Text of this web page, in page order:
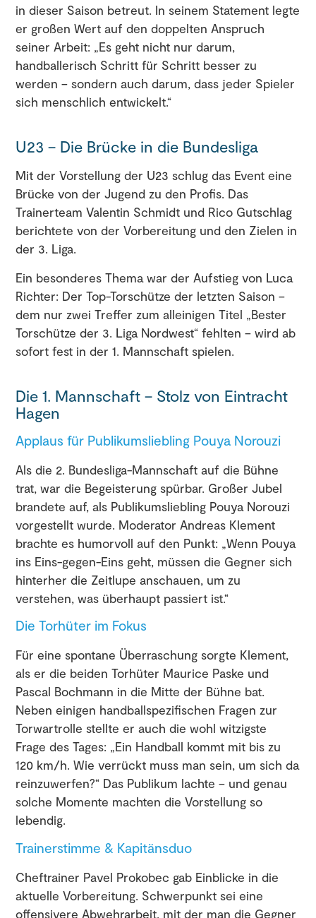
in dieser Saison betreut. In seinem Statement legte
er großen Wert auf den doppelten Anspruch
seiner Arbeit: „Es geht nicht nur darum,
handballerisch Schritt für Schritt besser zu
werden – sondern auch darum, dass jeder Spieler
sich menschlich entwickelt.“
U23 – Die Brücke in die Bundesliga
Mit der Vorstellung der U23 schlug das Event eine
Brücke von der Jugend zu den Profis. Das
Trainerteam Valentin Schmidt und Rico Gutschlag
berichtete von der Vorbereitung und den Zielen in
der 3. Liga.
Ein besonderes Thema war der Aufstieg von Luca
Richter: Der Top-Torschütze der letzten Saison –
dem nur zwei Treffer zum alleinigen Titel „Bester
Torschütze der 3. Liga Nordwest“ fehlten – wird ab
sofort fest in der 1. Mannschaft spielen.
Die 1. Mannschaft – Stolz von Eintracht
Hagen
Applaus für Publikumsliebling Pouya Norouzi
Als die 2. Bundesliga-Mannschaft auf die Bühne
trat, war die Begeisterung spürbar. Großer Jubel
brandete auf, als Publikumsliebling Pouya Norouzi
vorgestellt wurde. Moderator Andreas Klement
brachte es humorvoll auf den Punkt: „Wenn Pouya
ins Eins-gegen-Eins geht, müssen die Gegner sich
hinterher die Zeitlupe anschauen, um zu
verstehen, was überhaupt passiert ist.“
Die Torhüter im Fokus
Für eine spontane Überraschung sorgte Klement,
als er die beiden Torhüter Maurice Paske und
Pascal Bochmann in die Mitte der Bühne bat.
Neben einigen handballspezifischen Fragen zur
Torwartrolle stellte er auch die wohl witzigste
Frage des Tages: „Ein Handball kommt mit bis zu
120 km/h. Wie verrückt muss man sein, um sich da
reinzuwerfen?“ Das Publikum lachte – und genau
solche Momente machten die Vorstellung so
lebendig.
Trainerstimme & Kapitänsduo
Cheftrainer Pavel Prokobec gab Einblicke in die
aktuelle Vorbereitung. Schwerpunkt sei eine
offensivere Abwehrarbeit, mit der man die Gegner